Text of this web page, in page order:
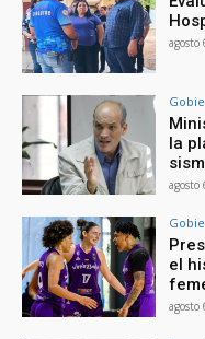
agosto
la
agosto
el
agosto